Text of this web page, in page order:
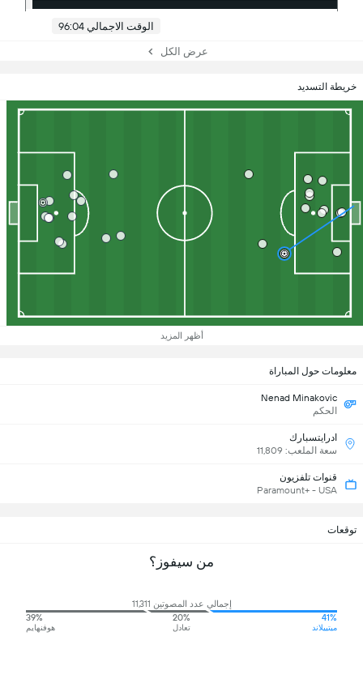
الوقت الاجمالي 96:04
عرض الكل
خريطة التسديد
أظهر المزيد
معلومات حول المباراة
Nenad Minakovic
الحكم
ادرايتسبارك
سعة الملعب: 11,809
قنوات تلفزيون
Paramount+ - USA
توقعات
من سيفوز؟
إجمالي عدد المصوتين 11,311
41%
ميتييلاند
20%
تعادل
39%
هوفنهايم